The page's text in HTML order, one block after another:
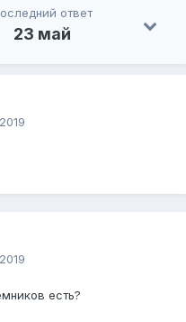
ответ
23 май
есть?